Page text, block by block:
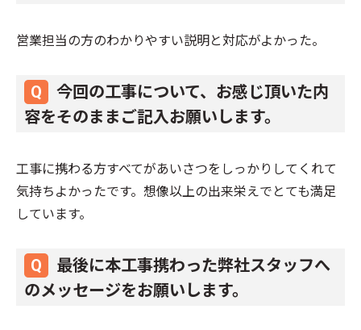
営業担当の方のわかりやすい説明と対応がよかった。
今回の工事について、お感じ頂いた内
容をそのままご記入お願いします。
工事に携わる方すべてがあいさつをしっかりしてくれて
気持ちよかったです。想像以上の出来栄えでとても満足
しています。
最後に本工事携わった弊社スタッフへ
のメッセージをお願いします。